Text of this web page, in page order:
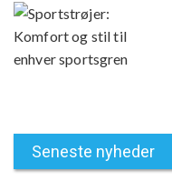
Seneste nyheder